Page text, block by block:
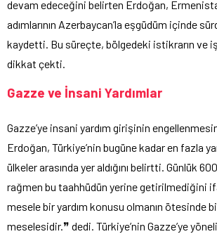
devam edeceğini belirten Erdoğan,
adımlarının Azerbaycan’la eşgüdüm içinde
kaydetti. Bu süreçte, bölgedeki istikrarın ve
dikkat çekti.
Gazze ve İnsani Yardımlar
Gazze’ye insani yardım girişinin
Erdoğan, Türkiye’nin bugüne kadar en fazla
ülkeler arasında yer aldığını belirtti. Günlük
rağmen bu taahhüdün yerine getirilmediğini
mesele bir yardım konusu olmanın ötesinde
meselesidir.❞ dedi. Türkiye’nin Gazze’ye